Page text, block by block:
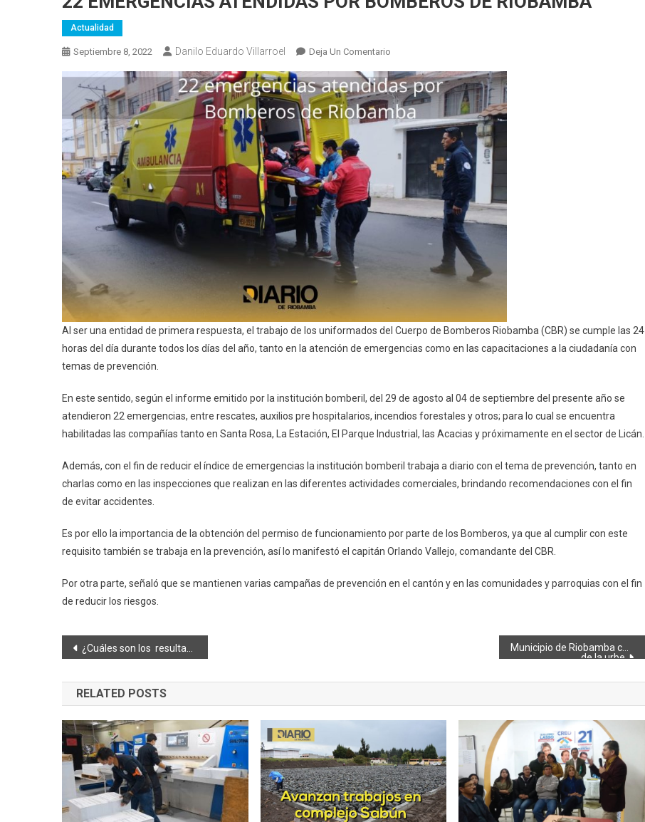
Actualidad
Septiembre 8, 2022 Danilo Eduardo Villarroel Deja Un Comentario
EMERGENCIAS
ATENDIDAS
POR
BOMBEROS
RIOBAMBA
Al ser una entidad de primera respuesta, el trabajo de los uniformados del Cuerpo de Bomberos Riobamba (CBR) se cumple las 24
horas del día durante todos los días del año, tanto en la atención de emergencias como en las capacitaciones a la ciudadanía con
temas de prevención.
En este sentido, según el informe emitido por la institución bomberil, del 29 de agosto al 04 de septiembre del presente año se
atendieron 22 emergencias, entre rescates, auxilios pre hospitalarios, incendios forestales y otros; para lo cual se encuentra
habilitadas las compañías tanto en Santa Rosa, La Estación, El Parque Industrial, las Acacias y próximamente en el sector de Licán.
Además, con el fin de reducir el índice de emergencias la institución bomberil trabaja a diario con el tema de prevención, tanto en
charlas como en las inspecciones que realizan en las diferentes actividades comerciales, brindando recomendaciones con el fin
de evitar accidentes.
Es por ello la importancia de la obtención del permiso de funcionamiento por parte de los Bomberos, ya que al cumplir con este
requisito también se trabaja en la prevención, así lo manifestó el capitán Orlando Vallejo, comandante del CBR.
Por otra parte, señaló que se mantienen varias campañas de prevención en el cantón y en las comunidades y parroquias con el fin
de reducir los riesgos.
Navegación
de
entradas
¿Cuáles son los resultados de la evaluación educativa regional para Ecuador?￼
de la urbe
RELATED POSTS